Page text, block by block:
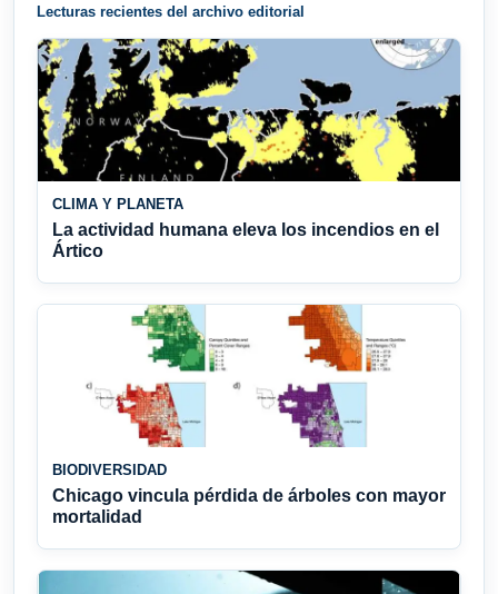
Lecturas recientes del archivo editorial
CLIMA Y PLANETA
La actividad humana eleva los incendios en el
Ártico
BIODIVERSIDAD
Chicago vincula pérdida de árboles con mayor
mortalidad